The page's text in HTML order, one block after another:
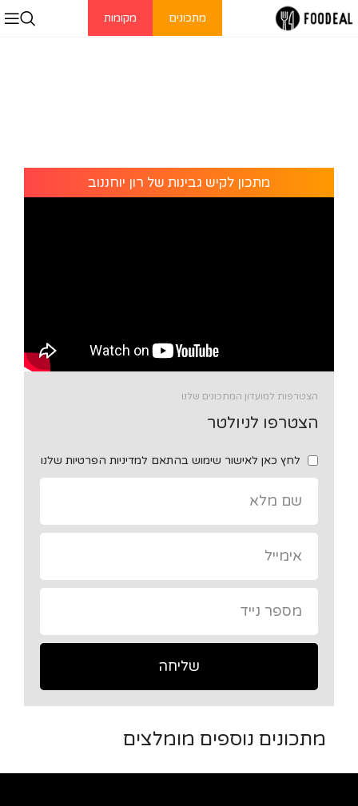
מתכונים מקומות
מתכון לקיש גבינות של רון יוחננוב
הצטרפות למועדון המתכונים שלנו
הצטרפו לניולטר
לחץ כאן לאישור שימוש בהתאם למדיניות הפרטיות שלנו
שליחה
מתכונים נוספים מומלצים